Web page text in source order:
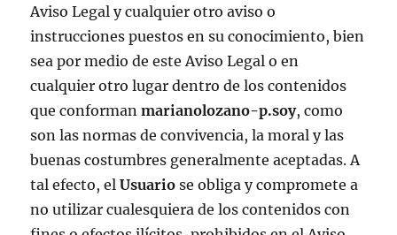
Aviso Legal y cualquier otro aviso o
instrucciones puestos en su conocimiento, bien
sea por medio de este Aviso Legal o en
cualquier otro lugar dentro de los contenidos
que conformanmarianolozano-p.soy, como
son las normas de convivencia, la moral y las
buenas costumbres generalmente aceptadas. A
tal efecto, elUsuario se obliga y compromete a
no utilizar cualesquiera de los contenidos con